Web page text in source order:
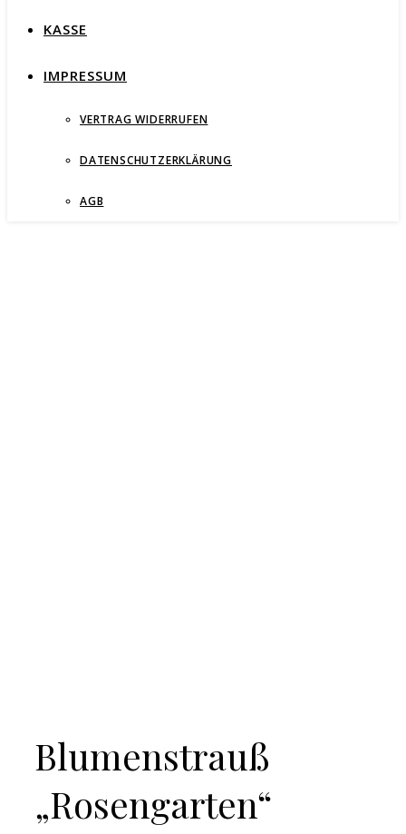
KASSE
IMPRESSUM
VERTRAG WIDERRUFEN
DATENSCHUTZERKLÄRUNG
AGB
Blumenstrauß
„Rosengarten“